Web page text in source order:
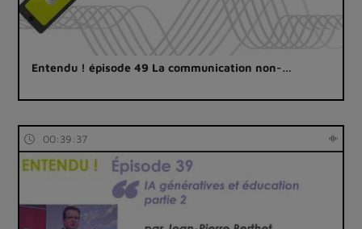
Entendu ! épisode 49 La communication non-…
00:39:37